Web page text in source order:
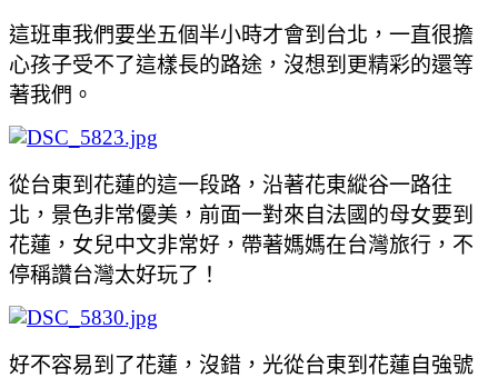
這班車我們要坐五個半小時才會到台北 ，一直很擔
心孩子受不了這樣長的路途 ，沒想到更精彩的還等
著我們 。
從台東到花蓮的這一段路 ，沿著花東縱谷一路往
北 ，景色非常優美 ，前面一對來自法國的母女要到
花蓮 ，女兒中文非常好 ，帶著媽媽在台灣旅行 ，不
停稱讚台灣太好玩了 ！
好不容易到了花蓮 ，沒錯 ，光從台東到花蓮自強號